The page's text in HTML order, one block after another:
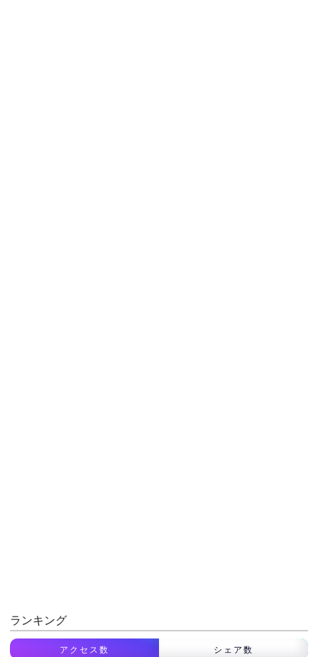
ランキング
アクセス数 シェア数